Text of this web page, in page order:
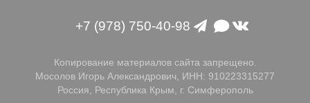
+7 (978) 750-40-98
Копирование материалов сайта запрещено.
Мосолов Игорь Александрович, ИНН: 910223315277
Россия, Республика Крым, г. Симферополь